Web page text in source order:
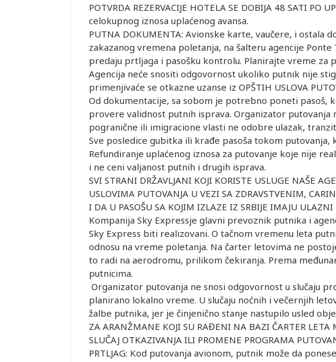
POTVRDA REZERVACIJE HOTELA SE DOBIJA 48 SATI
celokupnog iznosa uplaćenog avansa.
PUTNA DOKUMENTA: Avionske karte, vaučere, i
zakazanog vremena poletanja, na šalteru agencije
predaju prtljaga i pasošku kontrolu. Planirajte vreme za
Agencija neće snositi odgovornost ukoliko putnik nije
primenjivaće se otkazne uzanse iz OPŠTIH USLOVA
Od dokumentacije, sa sobom je potrebno poneti pasoš,
provere validnost putnih isprava. Organizator
pogranične ili imigracione vlasti ne odobre ulazak,
Sve posledice gubitka ili krađe pasoša tokom
Refundiranje uplaćenog iznosa za putovanje koje nije
i ne ceni valjanost putnih i drugih isprava.
SVI STRANI DRŽAVLJANI KOJI KORISTE USLUGE NAŠE
USLOVIMA PUTOVANJA U VEZI SA ZDRAVSTVENIM,
I DA U PASOŠU SA KOJIM IZLAZE IZ SRBIJE IMAJU
Kompanija Sky Expressje glavni prevoznik putnika i
Sky Express biti realizovani. O tačnom vremenu leta
odnosu na vreme poletanja. Na čarter letovima ne
to radi na aerodromu, prilikom čekiranja. Prema
putnicima.
Organizator putovanja ne snosi odgovornost u slučaju
planirano lokalno vreme. U slučaju noćnih i večernjih
žalbe putnika, jer je činjenično stanje nastupilo usled
ZA ARANŽMANE KOJI SU RAĐENI NA BAZI ČARTER
SLUČAJ OTKAZIVANJA ILI PROMENE PROGRAMA
PRTLJAG: Kod putovanja avionom, putnik može da